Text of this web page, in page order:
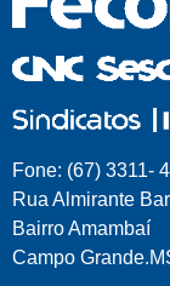
Fone: (67) 3311-
Rua Almirante
Bairro Amambaí
Campo